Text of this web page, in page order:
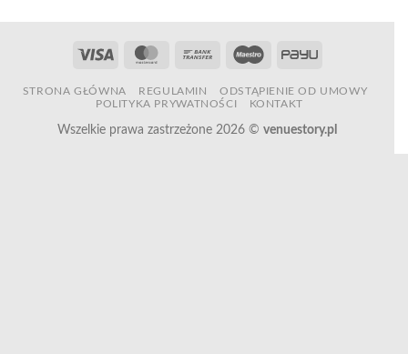
Visa MasterCardBank
Maestro PayU
STRONA GŁÓWNA REGULAMIN
ODSTĄPIENIE OD UMOWY
POLITYKA PRYWATNOŚCI
KONTAKT
Wszelkie prawa zastrzeżone 2026 © venuestory.pl